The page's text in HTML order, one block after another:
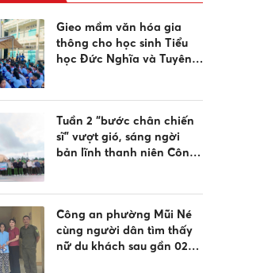
Gieo mầm văn hóa gia
thông cho học sinh Tiểu
học Đức Nghĩa và Tuyên
Tuần 2 “bước chân chiến
sĩ” vượt gió, sáng ngời
bản lĩnh thanh niên Công
Công an phường Mũi Né
cùng người dân tìm thấy
nữ du khách sau gần 02